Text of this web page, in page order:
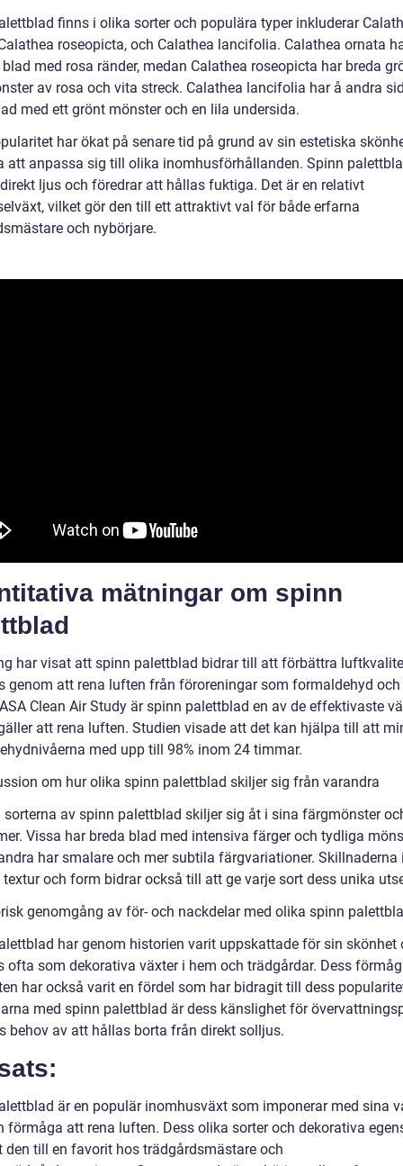
finns i olika sorter och populära typer inkluderar
roseopicta, och Calathea lancifolia. Calathea ornata
med rosa ränder, medan Calathea roseopicta har breda
av rosa och vita streck. Calathea lancifolia har å andra
med ett grönt mönster och en lila undersida.
har ökat på senare tid på grund av sin estetiska
att anpassa sig till olika inomhusförhållanden. Spinn
ljus och föredrar att hållas fuktiga. Det är en relativt
vilket gör den till ett attraktivt val för både erfarna
och nybörjare.
mätningar om spinn
har visat att spinn palettblad bidrar till att förbättra
genom att rena luften från föroreningar som formaldehyd och
Clean Air Study är spinn palettblad en av de effektivaste
att rena luften. Studien visade att det kan hjälpa till att
med upp till 98% inom 24 timmar.
om hur olika spinn palettblad skiljer sig från varandra
sorterna av spinn palettblad skiljer sig åt i sina färgmönster
Vissa har breda blad med intensiva färger och tydliga
har smalare och mer subtila färgvariationer. Skillnaderna
och form bidrar också till att ge varje sort dess unika
genomgång av för- och nackdelar med olika spinn
har genom historien varit uppskattade för sin skönhet
ofta som dekorativa växter i hem och trädgårdar. Dess
har också varit en fördel som har bidragit till dess
med spinn palettblad är dess känslighet för
behov av att hållas borta från direkt solljus.
är en populär inomhusväxt som imponerar med sina
förmåga att rena luften. Dess olika sorter och dekorativa
den till en favorit hos trädgårdsmästare och